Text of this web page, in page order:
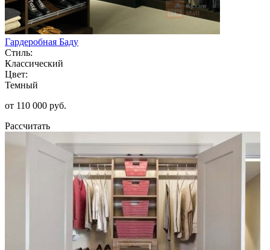
Гардеробная Баду
Стиль:
Классический
Цвет:
Темный
от 110 000 руб.
Рассчитать